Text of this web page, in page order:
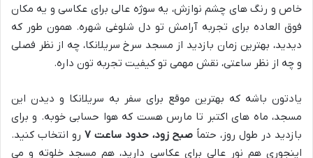
خاص و رنگ های چشم نوازش، یه سوژه عالی برای عکاسی و یه مکان
فوق العاده برای تجربه آرامش تو دل شلوغی شهره. همون طور که
دیدید، بهترین زمان بازدید از مسجد سرخ سریلانکا، چه از نظر فصلی
و چه از نظر ساعتی، نقش مهمی تو کیفیت تجربه تون داره.
یادتون باشه که بهترین موقع برای سفر به سریلانکا و دیدن این
مسجد، ماه های اکتبر تا مارس هست که هوا حسابی خوبه. و برای
بازدید در طول روز، حتماً صبح زود، حدود ساعت ۷
رو انتخاب کنید.
اینجوری هم نور عالی برای عکاسی دارید، هم مسجد خلوته و می